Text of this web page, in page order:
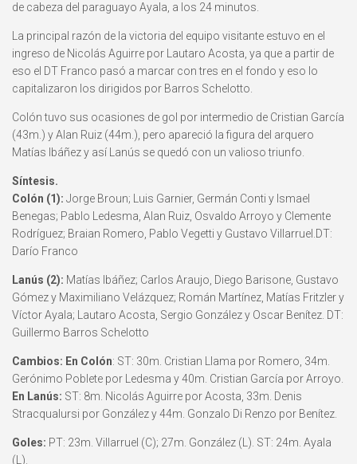
de cabeza del paraguayo Ayala, a los 24 minutos.
La principal razón de la victoria del equipo visitante estuvo en el
ingreso de Nicolás Aguirre por Lautaro Acosta, ya que a partir de
eso el DT Franco pasó a marcar con tres en el fondo y eso lo
capitalizaron los dirigidos por Barros Schelotto.
Colón tuvo sus ocasiones de gol por intermedio de Cristian García
(43m.) y Alan Ruiz (44m.), pero apareció la figura del arquero
Matías Ibáñez y así Lanús se quedó con un valioso triunfo.
Síntesis.
Colón (1): Jorge Broun; Luis Garnier, Germán Conti y Ismael
Benegas; Pablo Ledesma, Alan Ruiz, Osvaldo Arroyo y Clemente
Rodríguez; Braian Romero, Pablo Vegetti y Gustavo Villarruel.DT:
Darío Franco
Lanús (2): Matías Ibáñez; Carlos Araujo, Diego Barisone, Gustavo
Gómez y Maximiliano Velázquez; Román Martínez, Matías Fritzler y
Víctor Ayala; Lautaro Acosta, Sergio González y Oscar Benítez. DT:
Guillermo Barros Schelotto
Cambios: En Colón: ST: 30m. Cristian Llama por Romero, 34m.
Gerónimo Poblete por Ledesma y 40m. Cristian García por Arroyo.
En Lanús: ST: 8m. Nicolás Aguirre por Acosta, 33m. Denis
Stracqualursi por González y 44m. Gonzalo Di Renzo por Benítez.
Goles: PT: 23m. Villarruel (C); 27m. González (L). ST: 24m. Ayala
(L).